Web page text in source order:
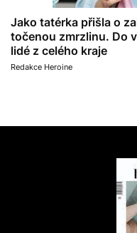
Jako tatérka přišla o
točenou zmrzlinu. Do
lidé z celého kraje
Redakce Heroine